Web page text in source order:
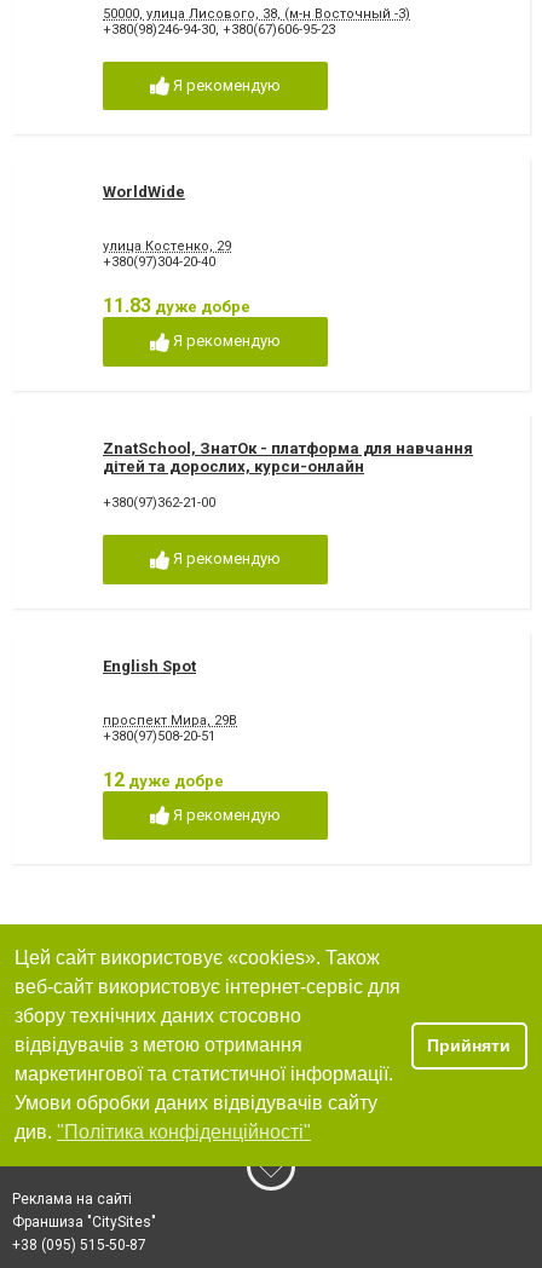
50000, улица Лисового, 38, (м-н Восточный -3)
+380(98)246-94-30, +380(67)606-95-23
Я рекомендую
WorldWide
улица Костенко, 29
+380(97)304-20-40
11.83 дуже добре
Я рекомендую
ZnatSchool, ЗнатОк - платформа для навчання
дітей та дорослих, курси-онлайн
+380(97)362-21-00
Я рекомендую
English Spot
проспект Мира, 29В
+380(97)508-20-51
12 дуже добре
Я рекомендую
Цей сайт використовує «cookies». Також
веб-сайт використовує інтернет-сервіс для
збору технічних даних стосовно
відвідувачів з метою отримання
маркетингової та статистичної інформації.
Умови обробки даних відвідувачів сайту
див. "Політика конфіденційності"
Прийняти
Реклама на сайті
Франшиза "CitySites"
+38 (095) 515-50-87